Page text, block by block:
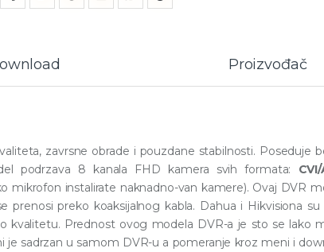
Proizvođač
zavrsne obrade i pouzdane stabilnosti. Poseduje
podrzava 8 kanala FHD kamera svih formata:
mikrofon instalirate naknadno-van kamere). Ovaj DVR
preko koaksijalnog kabla. Dahua i Hikvisiona
kvalitetu. Prednost ovog modela DVR-a je sto se lako
sadrzan u samom DVR-u a pomeranje kroz meni i